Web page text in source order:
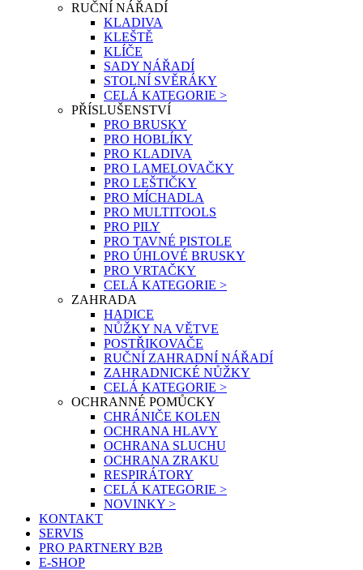
RUČNÍ NÁŘADÍ
KLADIVA
KLEŠTĚ
KLÍČE
SADY NÁŘADÍ
STOLNÍ SVĚRÁKY
CELÁ KATEGORIE >
PŘÍSLUŠENSTVÍ
PRO BRUSKY
PRO HOBLÍKY
PRO KLADIVA
PRO LAMELOVAČKY
PRO LEŠTIČKY
PRO MÍCHADLA
PRO MULTITOOLS
PRO PILY
PRO TAVNÉ PISTOLE
PRO ÚHLOVÉ BRUSKY
PRO VRTAČKY
CELÁ KATEGORIE >
ZAHRADA
HADICE
NŮŽKY NA VĚTVE
POSTŘIKOVAČE
RUČNÍ ZAHRADNÍ NÁŘADÍ
ZAHRADNICKÉ NŮŽKY
CELÁ KATEGORIE >
OCHRANNÉ POMŮCKY
CHRÁNIČE KOLEN
OCHRANA HLAVY
OCHRANA SLUCHU
OCHRANA ZRAKU
RESPIRÁTORY
CELÁ KATEGORIE >
NOVINKY >
KONTAKT
SERVIS
PRO PARTNERY B2B
E-SHOP